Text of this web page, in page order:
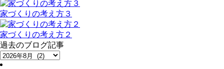
家づくりの考え方３
家づくりの考え方２
過去のブログ記事